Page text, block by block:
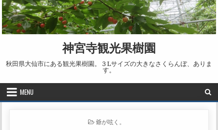
Skip to content
神宮寺観光果樹園
秋田県大仙市にある観光果樹園。３Lサイズの大きなさくらんぼ、ありま
す。
MENU
POSTED IN
爺が呟く。